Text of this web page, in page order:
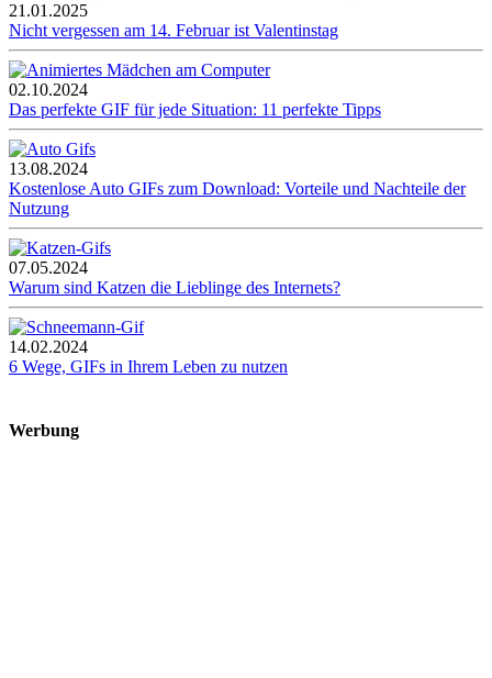
21.01.2025
Nicht vergessen am 14. Februar ist Valentinstag
02.10.2024
Das perfekte GIF für jede Situation: 11 perfekte Tipps
13.08.2024
Kostenlose Auto GIFs zum Download: Vorteile und Nachteile der
Nutzung
07.05.2024
Warum sind Katzen die Lieblinge des Internets?
14.02.2024
6 Wege, GIFs in Ihrem Leben zu nutzen
Werbung